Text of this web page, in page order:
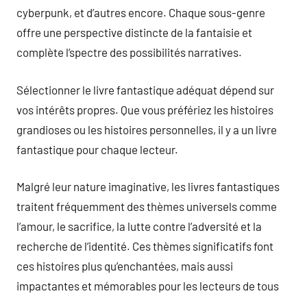
cyberpunk, et d’autres encore. Chaque sous-genre
offre une perspective distincte de la fantaisie et
complète l’spectre des possibilités narratives.
Sélectionner le livre fantastique adéquat dépend sur
vos intérêts propres. Que vous préfériez les histoires
grandioses ou les histoires personnelles, il y a un livre
fantastique pour chaque lecteur.
Malgré leur nature imaginative, les livres fantastiques
traitent fréquemment des thèmes universels comme
l’amour, le sacrifice, la lutte contre l’adversité et la
recherche de l’identité. Ces thèmes significatifs font
ces histoires plus qu’enchantées, mais aussi
impactantes et mémorables pour les lecteurs de tous